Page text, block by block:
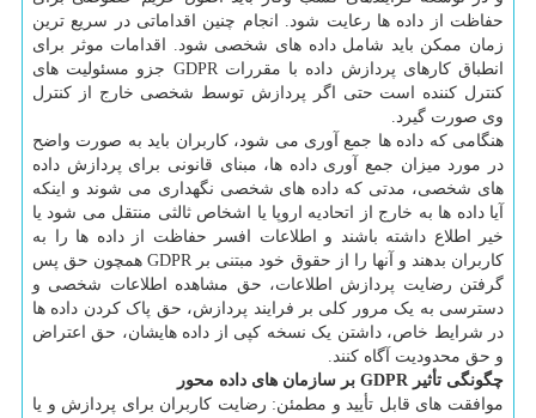
حفاظت از داده ها رعایت شود. انجام چنین اقداماتی در سریع ترین
زمان ممکن باید شامل داده های شخصی شود. اقدامات موثر برای
انطباق کارهای پردازش داده با مقررات GDPR جزو مسئولیت های
کنترل کننده است حتی اگر پردازش توسط شخصی خارج از کنترل
وی صورت گیرد.
هنگامی که داده ها جمع آوری می شود، کاربران باید به صورت واضح
در مورد میزان جمع آوری داده ها، مبنای قانونی برای پردازش داده
های شخصی، مدتی که داده های شخصی نگهداری می شوند و اینکه
آیا داده ها به خارج از اتحادیه اروپا یا اشخاص ثالثی منتقل می شود یا
خیر اطلاع داشته باشند و اطلاعات افسر حفاظت از داده ها را به
کاربران بدهند و آنها را از حقوق خود مبتنی بر GDPR همچون حق پس
گرفتن رضایت پردازش اطلاعات، حق مشاهده اطلاعات شخصی و
دسترسی به یک مرور کلی بر فرایند پردازش، حق پاک کردن داده ها
در شرایط خاص، داشتن یک نسخه کپی از داده هایشان، حق اعتراض
و حق محدودیت آگاه کنند.
چگونگی تأثیر GDPR بر سازمان های داده محور
موافقت های قابل تأیید و مطمئن: رضایت کاربران برای پردازش و یا